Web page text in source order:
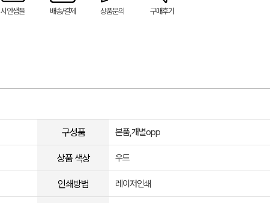
시안샘플 배송/결제 상품문의 구매후기
구성품 본품,개별opp
상품 색상 우드
인쇄방법 레이저인쇄